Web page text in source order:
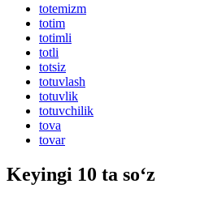
totemizm
totim
totimli
totli
totsiz
totuvlash
totuvlik
totuvchilik
tova
tovar
Keyingi 10 ta so‘z